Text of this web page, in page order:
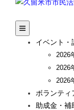
イベント・
2026
2026
2026
ボランティ
助成金・補